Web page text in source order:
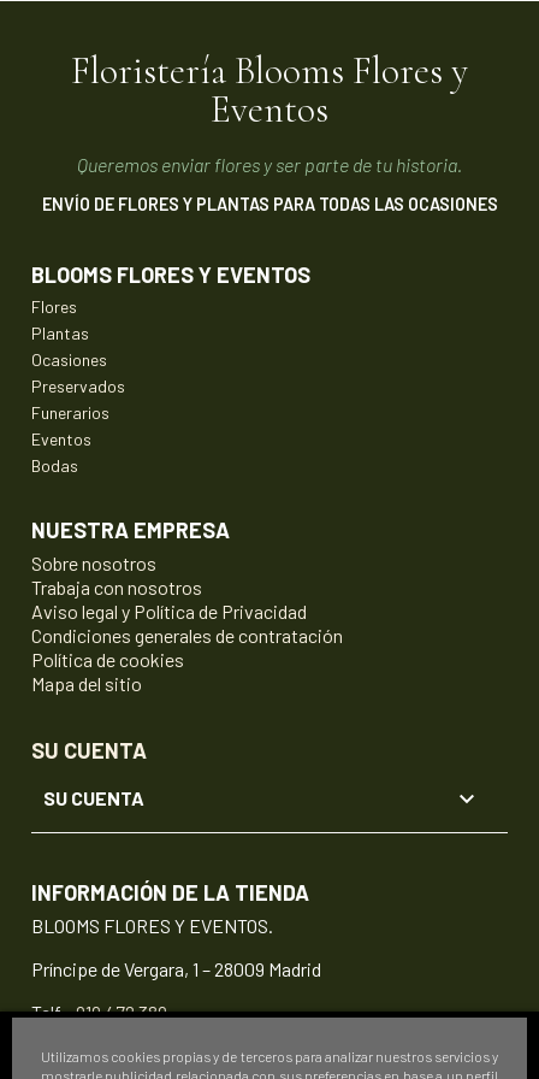
Utilizamos cookies propias y de terceros para analizar nuestros servicios y
mostrarle publicidad relacionada con sus preferencias en base a un perfil
Floristería Blooms Flores y
Eventos
Queremos enviar flores y ser parte de tu historia.
ENVÍO DE FLORES Y PLANTAS PARA TODAS LAS OCASIONES
BLOOMS FLORES Y EVENTOS
Flores
Plantas
Ocasiones
Preservados
Funerarios
Eventos
Bodas
NUESTRA EMPRESA
Sobre nosotros
Trabaja con nosotros
Aviso legal y Política de Privacidad
Condiciones generales de contratación
Política de cookies
Mapa del sitio
SU CUENTA
SU CUENTA 
INFORMACIÓN DE LA TIENDA
BLOOMS FLORES Y EVENTOS.
Príncipe de Vergara, 1 – 28009 Madrid
Telf.:919 472 389
info@floristeriablooms.com